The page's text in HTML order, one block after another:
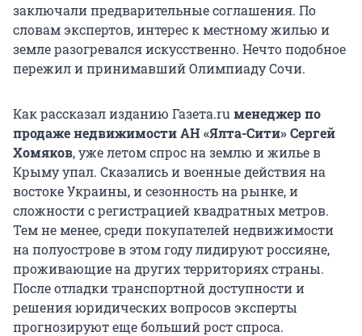
заключали предварительные соглашения. По
словам экспертов, интерес к местному жилью и
земле разогревался искусственно. Нечто подобное
пережил и принимавший Олимпиаду Сочи.
Как рассказал изданию Газета.ru менеджер по
продаже недвижимости АН «Ялта-Сити» Сергей
Хомяков, уже летом спрос на землю и жилье в
Крыму упал. Сказались и военные действия на
востоке Украины, и сезонность на рынке, и
сложности с регистрацией квадратных метров.
Тем не менее, среди покупателей недвижимости
на полуострове в этом году лидируют россияне,
проживающие на других территориях страны.
После отладки транспортной доступности и
решения юридических вопросов эксперты
прогнозируют еще больший рост спроса.